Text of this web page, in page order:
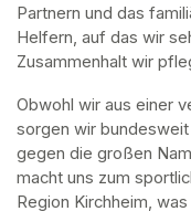
Partnern und das
Helfern, auf das wir
Zusammenhalt wir
Obwohl wir aus einer
sorgen wir
gegen die großen
macht uns zum
Region Kirchheim,